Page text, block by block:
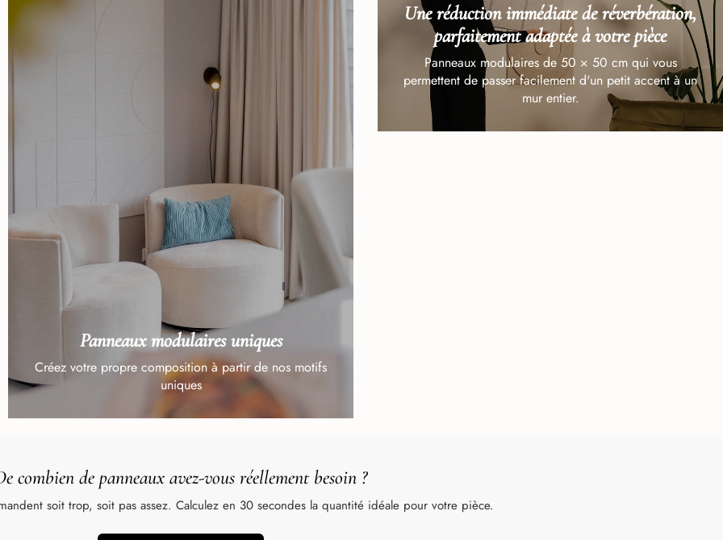
Panneaux modulaires uniques
Créez votre propre composition à partir de nos motifs
uniques
Une réduction immédiate de réverbération,
parfaitement adaptée à votre pièce
Panneaux modulaires de 50 × 50 cm qui vous
permettent de passer facilement d'un petit accent à un
mur entier.
combien de panneaux avez-vous réellement besoin ?
soit trop, soit pas assez. Calculez en 30 secondes la quantité idéale pour votre pièce.